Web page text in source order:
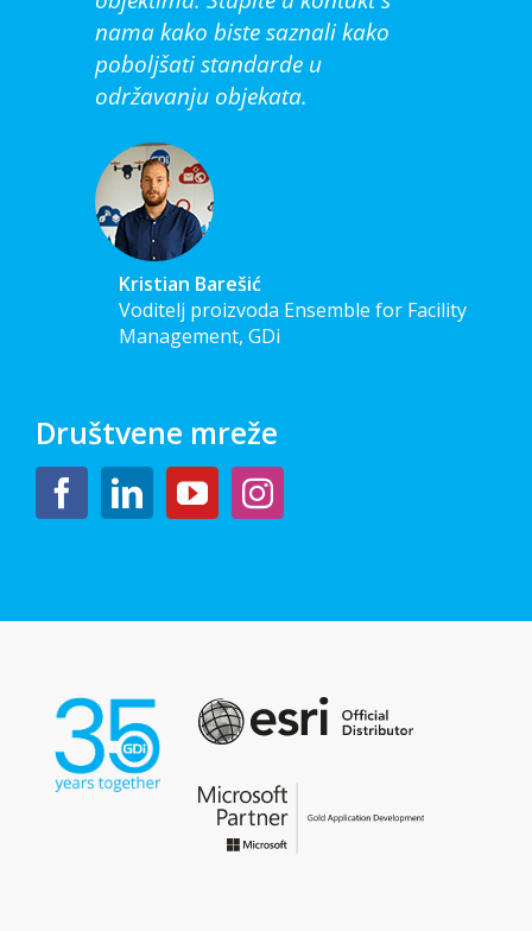
nama kako biste saznali kako
poboljšati standarde u
održavanju objekata.
Kristian Barešić
Voditelj proizvoda Ensemble for Facility
Management, GDi
Društvene mreže